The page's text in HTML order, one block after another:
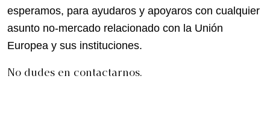
esperamos, para ayudaros y apoyaros con cualquier
asunto no-mercado relacionado con la Unión
Europea y sus instituciones.
No dudes en contactarnos.